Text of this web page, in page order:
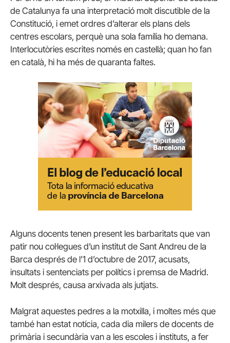
de Catalunya fa una interpretació molt discutible de la
Constitució, i emet ordres d’alterar els plans dels
centres escolars, perquè una sola família ho demana.
Interlocutòries escrites només en castellà; quan ho fan
en català, hi ha més de quaranta faltes.
Alguns docents tenen present les barbaritats que van
patir nou col·legues d’un institut de Sant Andreu de la
Barca després de l’1 d’octubre de 2017, acusats,
insultats i sentenciats per polítics i premsa de Madrid.
Molt després, causa arxivada als jutjats.
Malgrat aquestes pedres a la motxilla, i moltes més que
també han estat notícia, cada dia milers de docents de
primària i secundària van a les escoles i instituts, a fer